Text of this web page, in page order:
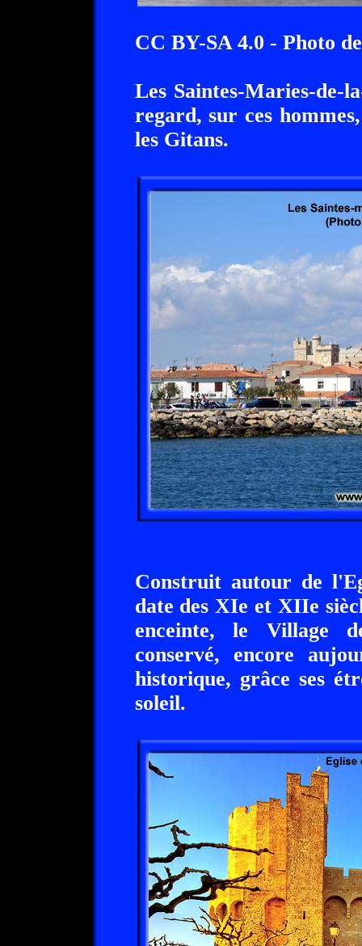
CC BY-SA 4.0 - Photo
Les Saintes-Maries-de-
regard, sur ces
les Gitans.
Construit autour de
date des XIe et XIIe
enceinte, le Village
conservé, encore
historique, grâce ses
soleil.